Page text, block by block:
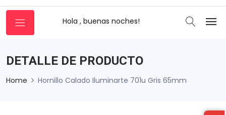
Hola , buenas noches!
DETALLE DE PRODUCTO
Home Hornillo Calado Iluminarte 701u Gris 65mm